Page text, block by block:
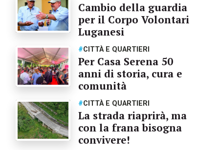
Cambio della guardia
per il Corpo Volontari
Luganesi
#CITTÀ E QUARTIERI
Per Casa Serena 50
anni di storia, cura e
comunità
#CITTÀ E QUARTIERI
La strada riaprirà, ma
con la frana bisogna
convivere!